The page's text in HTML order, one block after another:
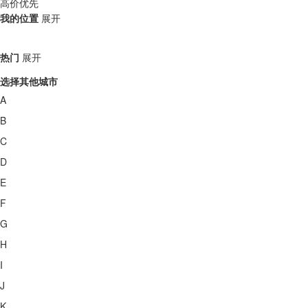
我的位置 展开
热门 展开
选择其他城市
A
B
C
D
E
F
G
H
I
J